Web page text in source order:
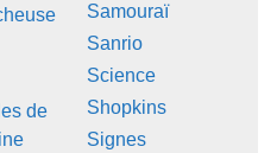
de
Samouraï
Sanrio
Science
Shopkins
Signes